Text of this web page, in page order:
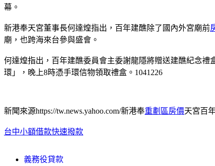
幕。
新港奉天宮董事長何達煌指出，百年建醮除了國內外宮廟前
廟，也跨海來台參與盛會。
何達煌指出，百年建醮委員會主委謝龍隱將贈送建醮紀念禮
環」，晚上8時憑手環信物領取禮盒。1041226
新聞來源https://tw.news.yahoo.com/新港奉重劃區房價天宮百
台中小額借款快速撥款
義務役貸款